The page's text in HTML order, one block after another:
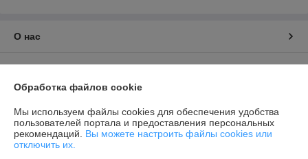
О нас
График работы
Обработка файлов cookie
Мы используем файлы cookies для обеспечения удобства
пользователей портала и предоставления персональных
рекомендаций. Вы можете настроить файлы cookies или
отключить их.